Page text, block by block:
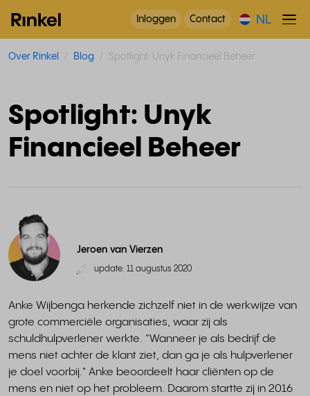
Inloggen Contact NL
Over Rinkel Blog Spotlight: Unyk Financieel Beheer
Spotlight: Unyk
Financieel Beheer
Jeroen van Vierzen
update: 11 augustus 2020
Anke Wijbenga herkende zichzelf niet in de werkwijze van
grote commerciële organisaties, waar zij als
schuldhulpverlener werkte. “Wanneer je als bedrijf de
mens niet achter de klant ziet, dan ga je als hulpverlener
je doel voorbij." Anke beoordeelt haar cliënten op de
mens en niet op het probleem. Daarom startte zij in 2016